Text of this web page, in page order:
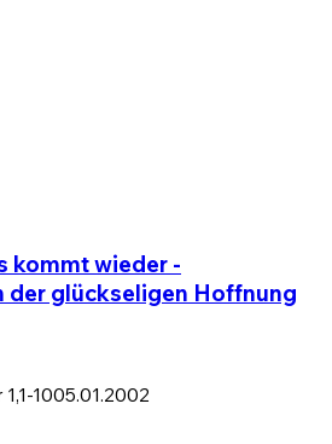
kommt wieder -
der glückseligen Hoffnung
1005.01.2002